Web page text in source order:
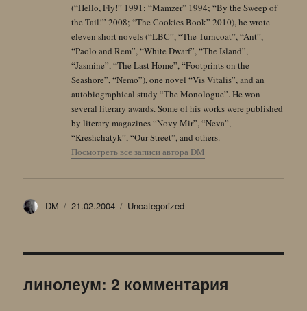
(“Hello, Fly!” 1991; “Mamzer” 1994; “By the Sweep of
the Tail!” 2008; “The Cookies Book” 2010), he wrote
eleven short novels (“LBC”, “The Turncoat”, “Ant”,
“Paolo and Rem”, “White Dwarf”, “The Island”,
“Jasmine”, “The Last Home”, “Footprints on the
Seashore”, “Nemo”), one novel “Vis Vitalis”, and an
autobiographical study “The Monologue”. He won
several literary awards. Some of his works were published
by literary magazines “Novy Mir”, “Neva”,
“Kreshchatyk”, “Our Street”, and others.
Посмотреть все записи автора DM
Автор
DM Опубликовано
21.02.2004 Рубрики
Uncategorized
линолеум: 2 комментария